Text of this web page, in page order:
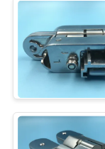
な